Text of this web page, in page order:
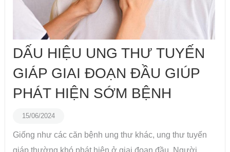
DẤU HIỆU UNG THƯ TUYẾN
GIÁP GIAI ĐOẠN ĐẦU GIÚP
PHÁT HIỆN SỚM BỆNH
15/06/2024
Giống như các căn bệnh ung thư khác, ung thư tuyến
giáp thường khó phát hiện ở giai đoạn đầu. Người